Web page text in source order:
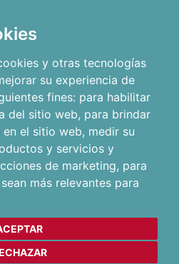
y otras tecnologías
su experiencia de
fines: para habilitar
del sitio web, para brindar
en el sitio web, medir su
y servicios y
de marketing, para
más relevantes para